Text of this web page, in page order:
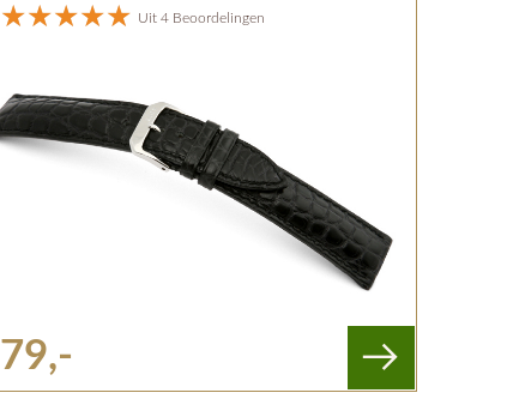
Uit 4 Beoordelingen
79,-